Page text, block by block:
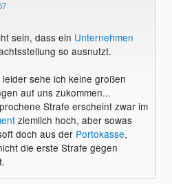
sein, dass ein Unternehmen
so ausnutzt.
sehe ich keine großen
auf uns zukommen...
Strafe erscheint zwar im
ziemlich hoch, aber sowas
doch aus der Portokasse,
die erste Strafe gegen